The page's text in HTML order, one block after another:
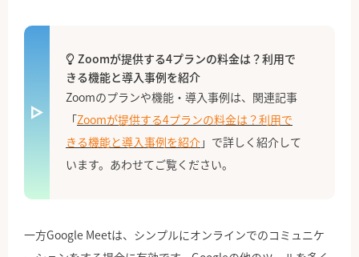
Zoomが提供する4プランの料金は？利用で
きる機能と導入事例を紹介
Zoomのプランや機能・導入事例は、関連記事
「Zoomが提供する4プランの料金は？利用で
きる機能と導入事例を紹介 」で詳しく紹介して
います。あわせてご覧ください。
一方Google Meetは、シンプルにオンラインでのコミュニケ